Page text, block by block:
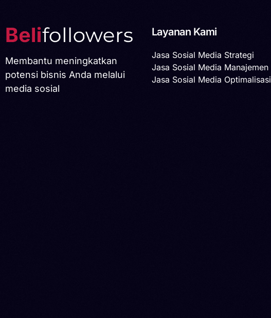
Membantu meningkatkan
potensi bisnis Anda melalui
media sosial
Layanan Kami
Jasa Sosial Media Strategi
Jasa Sosial Media Manajemen
Jasa Sosial Media Optimalisasi